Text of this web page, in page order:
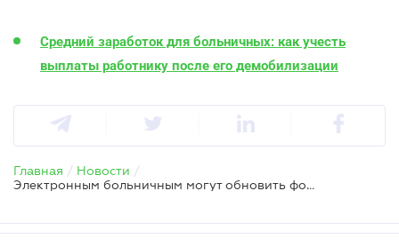
Средний заработок для больничных: как учесть
выплаты работнику после его демобилизации
Главная / Новости /
Электронным больничным могут обновить формат: правительство готовит изменения